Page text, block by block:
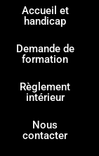
Accueil et
handicap
Demande de
formation
Règlement
intérieur
Nous
contacter